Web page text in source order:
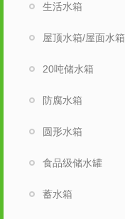
生活水箱
屋顶水箱/屋面水箱
20吨储水箱
防腐水箱
圆形水箱
食品级储水罐
蓄水箱